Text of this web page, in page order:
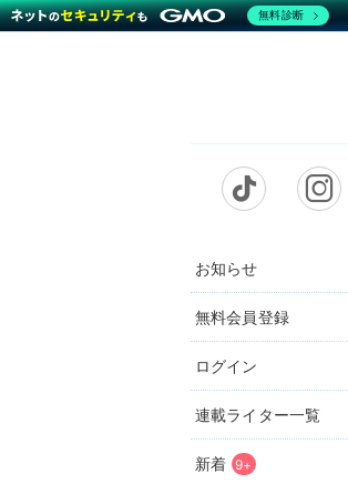
お知らせ
無料会員登録
ログイン
連載ライター一覧
新着 9+
無料診断